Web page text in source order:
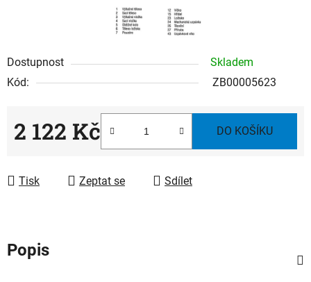
Dostupnost
Skladem
Kód:
ZB00005623
2 122 Kč DO KOŠÍKU
Tisk Zeptat se Sdílet
Popis